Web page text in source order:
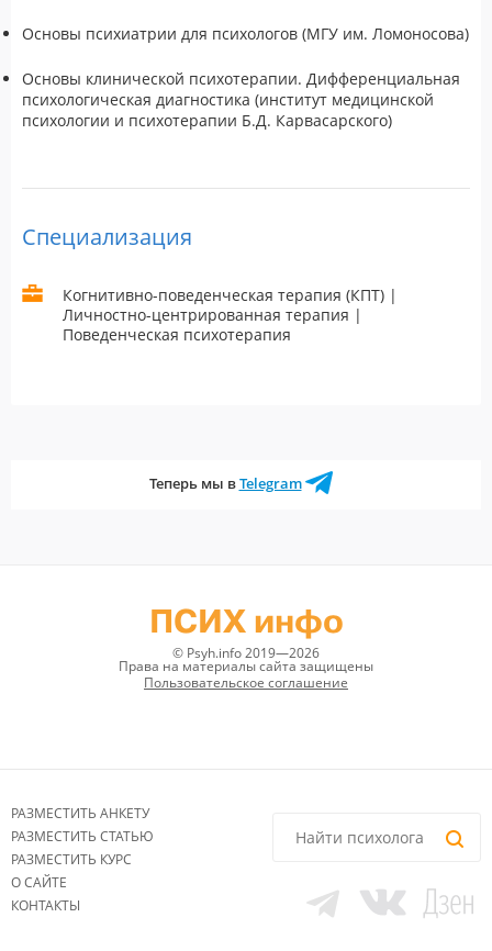
Основы психиатрии для психологов (МГУ им. Ломоносова)
Основы клинической психотерапии. Дифференциальная
психологическая диагностика (институт медицинской
психологии и психотерапии Б.Д. Карвасарского)
Специализация
Когнитивно-поведенческая терапия (КПТ) |
Личностно-центрированная терапия |
Поведенческая психотерапия
Теперь мы вTelegram
ПСИХ инфо
© Psyh.info 2019—2026
Права на материалы сайта защищены
Пользовательское соглашение
РАЗМЕСТИТЬ АНКЕТУ
РАЗМЕСТИТЬ СТАТЬЮ
РАЗМЕСТИТЬ КУРС
О САЙТЕ
КОНТАКТЫ